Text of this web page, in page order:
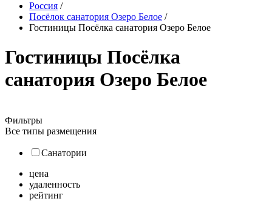
Россия /
Посёлок санатория Озеро Белое /
Гостиницы Посёлка санатория Озеро Белое
Гостиницы Посёлка
санатория Озеро Белое
Фильтры
Все типы размещения
Санатории
цена
удаленность
рейтинг